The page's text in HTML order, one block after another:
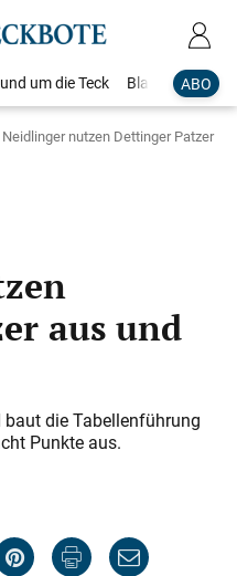
ABO
um die Teck Blaulicht
Neidlinger nutzen Dettinger Patzer
aus und
die Tabellenführung
Punkte aus.